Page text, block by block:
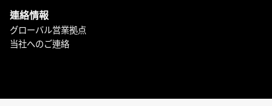
連絡情報
グローバル営業拠点
当社へのご連絡